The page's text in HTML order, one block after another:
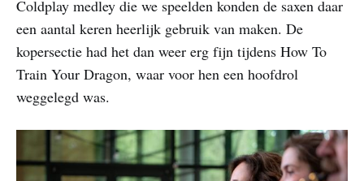
Coldplay medley die we speelden konden de saxen daar
een aantal keren heerlijk gebruik van maken. De
kopersectie had het dan weer erg fijn tijdens How To
Train Your Dragon, waar voor hen een hoofdrol
weggelegd was.